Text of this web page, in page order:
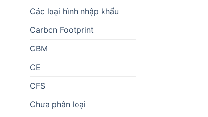
Các loại hình nhập khẩu
Carbon Footprint
CBM
CE
CFS
Chưa phân loại